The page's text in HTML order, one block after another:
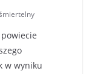
w wyniku